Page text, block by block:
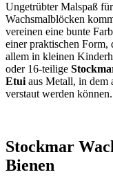
Ungetrübter Malspaß
Wachsmalblöcken
vereinen eine bunte
einer praktischen
allem in kleinen
oder 16-teilige
Etui aus Metall, in dem
verstaut werden können.
Stockmar
Bienen